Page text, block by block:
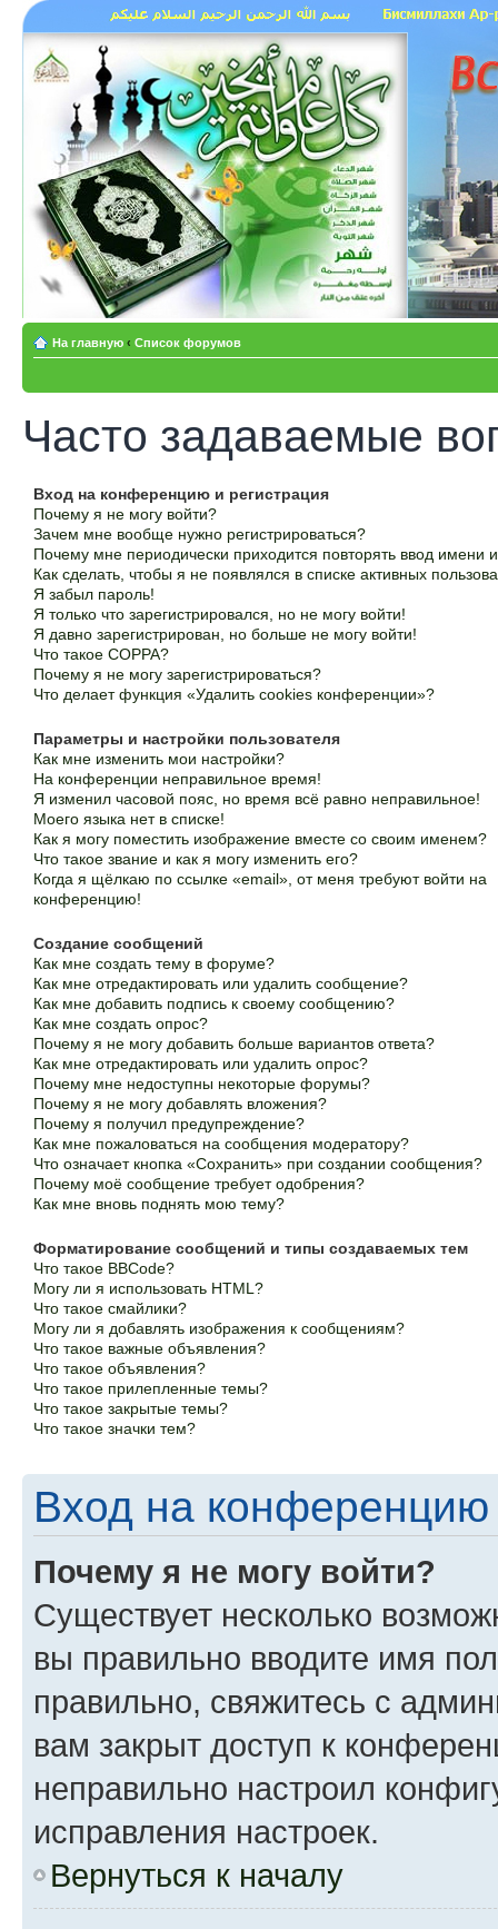
На главную ‹ Список форумов
Часто задаваемые
Вход на конференцию и регистрация
Почему я не могу войти?
Зачем мне вообще нужно регистрироваться?
Почему мне периодически приходится повторять ввод имени
Как сделать, чтобы я не появлялся в списке активных
Я забыл пароль!
Я только что зарегистрировался, но не могу войти!
Я давно зарегистрирован, но больше не могу войти!
Что такое COPPA?
Почему я не могу зарегистрироваться?
Что делает функция «Удалить cookies конференции»?
Параметры и настройки пользователя
Как мне изменить мои настройки?
На конференции неправильное время!
Я изменил часовой пояс, но время всё равно неправильное!
Моего языка нет в списке!
Как я могу поместить изображение вместе со своим именем?
Что такое звание и как я могу изменить его?
Когда я щёлкаю по ссылке «email», от меня требуют войти на
конференцию!
Создание сообщений
Как мне создать тему в форуме?
Как мне отредактировать или удалить сообщение?
Как мне добавить подпись к своему сообщению?
Как мне создать опрос?
Почему я не могу добавить больше вариантов ответа?
Как мне отредактировать или удалить опрос?
Почему мне недоступны некоторые форумы?
Почему я не могу добавлять вложения?
Почему я получил предупреждение?
Как мне пожаловаться на сообщения модератору?
Что означает кнопка «Сохранить» при создании сообщения?
Почему моё сообщение требует одобрения?
Как мне вновь поднять мою тему?
Форматирование сообщений и типы создаваемых тем
Что такое BBCode?
Могу ли я использовать HTML?
Что такое смайлики?
Могу ли я добавлять изображения к сообщениям?
Что такое важные объявления?
Что такое объявления?
Что такое прилепленные темы?
Что такое закрытые темы?
Что такое значки тем?
Вход на конференцию
Почему я не могу войти?
Существует несколько
вы правильно вводите имя
правильно, свяжитесь с
вам закрыт доступ к
неправильно настроил
исправления настроек.
Вернуться к началу